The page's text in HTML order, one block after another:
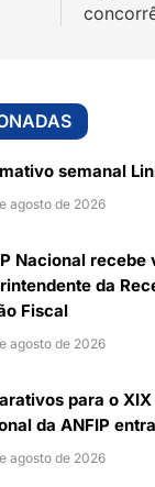
semanal
agosto de 2026
Nacional recebe
da
Fiscal
agosto de 2026
para o
da ANFIP
agosto de 2026